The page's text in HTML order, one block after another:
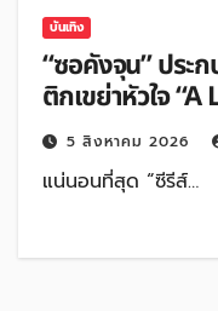
บันเทิง
“ซอคังจุน” ประ
ติกเขย่าหัวใจ
5 สิงหาคม 2026
แน่นอนที่สุด “ซีรีส์…